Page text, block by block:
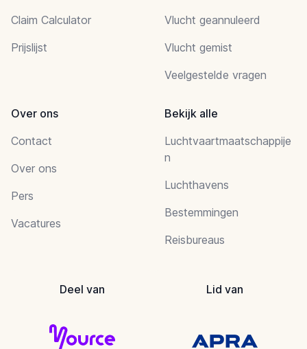
Claim Calculator
Prijslijst
Vlucht geannuleerd
Vlucht gemist
Veelgestelde vragen
Over ons
Contact
Over ons
Pers
Vacatures
Bekijk alle
Luchtvaartmaatschappije
n
Luchthavens
Bestemmingen
Reisbureaus
Deel van Lid van